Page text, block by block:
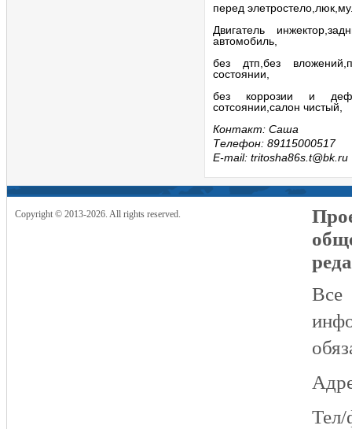
перед
Двигатель
автомобиль,
без дтп,без
состоянии,
без коррозии и
сотсоянии,салон чистый,
Контакт: Саша
Телефон: 89115000517
E-mail: tritosha86s.t@bk.ru
Copyright © 2013-2026. All rights reserved.